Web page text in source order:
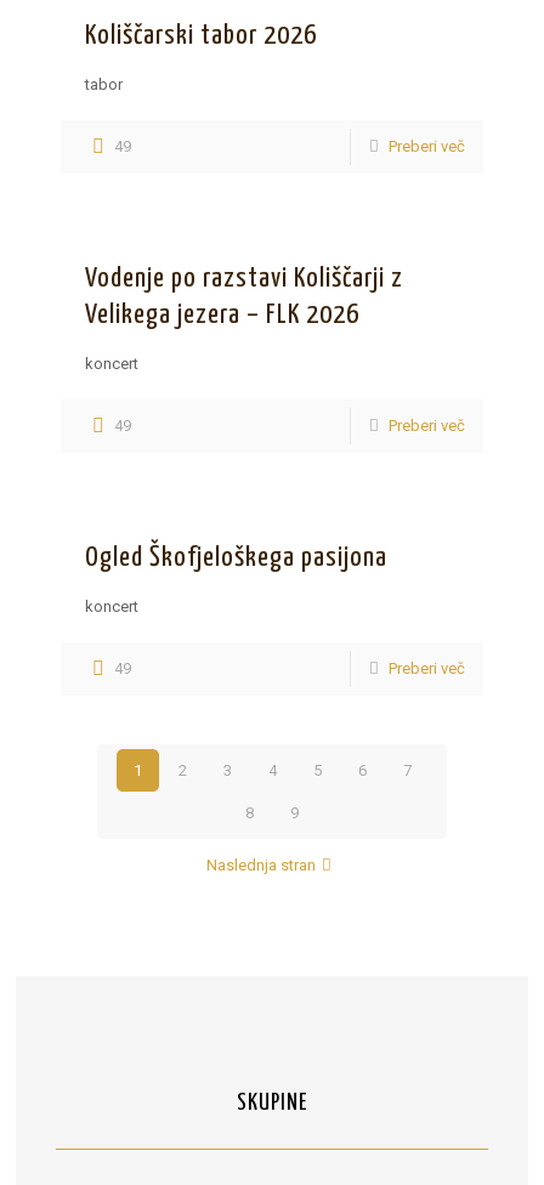
Koliščarski tabor 2026
tabor
49 Preberi več
Vodenje po razstavi Koliščarji z
Velikega jezera – FLK 2026
koncert
49 Preberi več
Ogled Škofjeloškega pasijona
koncert
49 Preberi več
1 2 3 4 5 6 7
8 9
Naslednja stran
SKUPINE